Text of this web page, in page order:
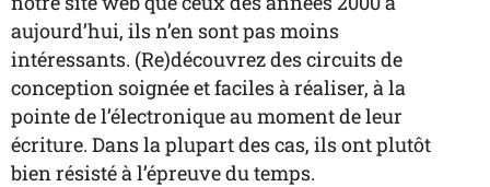
aujourd’hui, ils n’en sont pas moins
intéressants. (Re)découvrez des circuits de
conception soignée et faciles à réaliser, à la
pointe de l’électronique au moment de leur
écriture. Dans la plupart des cas, ils ont plutôt
bien résisté à l’épreuve du temps.